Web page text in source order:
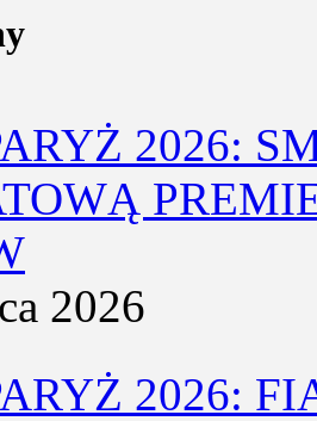
2026:
2026
2026: